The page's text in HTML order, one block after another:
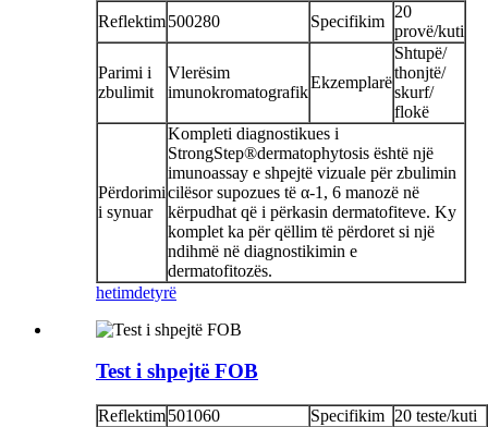
Reflektim500280 Specifikim
20
provë/kuti
Parimi i
zbulimit
Vlerësim
imunokromatografik
Ekzemplarë
Shtupë/
thonjtë/
skurf/
flokë
Përdorimi
i synuar
Kompleti diagnostikues i
StrongStep®dermatophytosis është një
imunoassay e shpejtë vizuale për zbulimin
cilësor supozues të α-1, 6 manozë në
kërpudhat që i përkasin dermatofiteve. Ky
komplet ka për qëllim të përdoret si një
ndihmë në diagnostikimin e
dermatofitozës.
hetimdetyrë
Test i shpejtë FOB
Reflektim501060 Specifikim 20 teste/kuti